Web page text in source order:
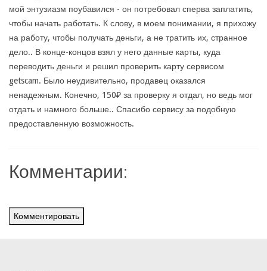
мой энтузиазм поубавился - он потребовал сперва заплатить,
чтобы начать работать. К слову, в моем понимании, я прихожу
на работу, чтобы получать деньги, а не тратить их, странное
дело.. В конце-концов взял у него данные карты, куда
переводить деньги и решил проверить карту сервисом
getscam. Было неудивительно, продавец оказался
ненадежным. Конечно, 150₽ за проверку я отдал, но ведь мог
отдать и намного больше.. Спасибо сервису за подобную
предоставленную возможность.
Комментарии:
Комментировать